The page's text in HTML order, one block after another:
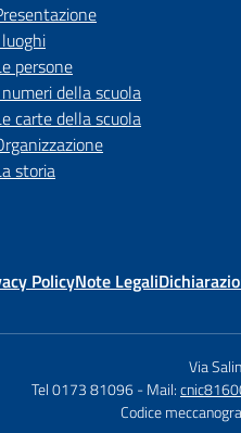
persone
della scuola
carte della scuola
storia
PolicyNote Legali
Via
Tel 0173 81096- Mail:
Codice